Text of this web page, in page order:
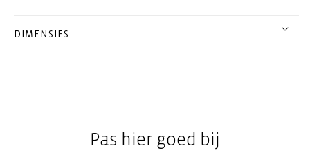
DIMENSIES
Pas hier goed bij